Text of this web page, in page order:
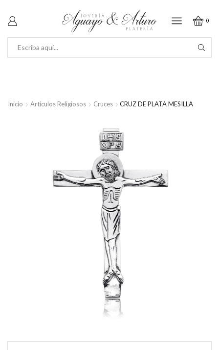
0
Inicio Artículos Religiosos Cruces CRUZ DE PLATA MESILLA